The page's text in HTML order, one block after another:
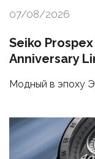
07/08/2026
Seiko
Anniversary
Модный в эпоху